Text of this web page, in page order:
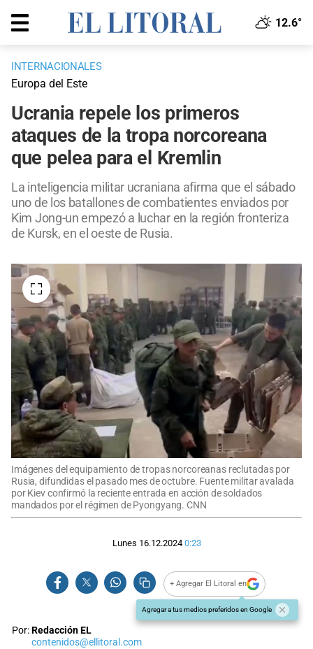
12.6°
INTERNACIONALES
Europa del Este
Ucrania repele los primeros
ataques de la tropa norcoreana
que pelea para el Kremlin
La inteligencia militar ucraniana afirma que el sábado
uno de los batallones de combatientes enviados por
Kim Jong-un empezó a luchar en la región fronteriza
de Kursk, en el oeste de Rusia.
Imágenes del equipamiento de tropas norcoreanas reclutadas por
Rusia, difundidas el pasado mes de octubre. Fuente militar avalada
por Kiev confirmó la reciente entrada en acción de soldados
mandados por el régimen de Pyongyang. CNN
Lunes 16.12.2024 0:23
+ Agregar El Litoral en
Agregar a tus medios preferidos en Google
Por:Redacción EL
contenidos@ellitoral.com